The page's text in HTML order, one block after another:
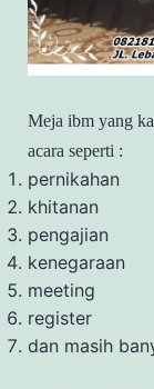
Meja ibm yang
acara seperti :
pernikahan
khitanan
pengajian
kenegaraan
meeting
register
dan masih